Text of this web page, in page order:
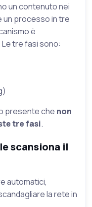
un contenuto nei
un processo in tre
è
tre fasi sono:
presente che non
tre fasi.
scansiona il
automatici,
la rete in